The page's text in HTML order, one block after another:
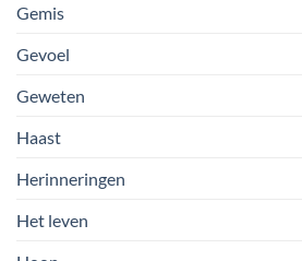
Gemis
Gevoel
Geweten
Haast
Herinneringen
Het leven